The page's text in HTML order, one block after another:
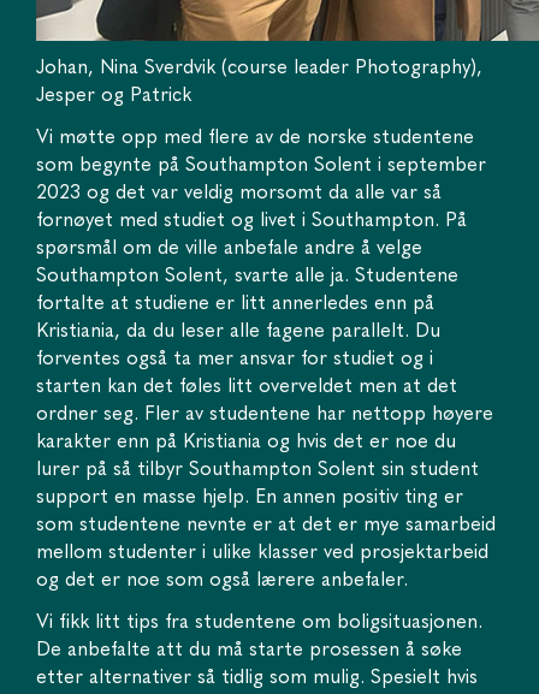
Johan, Nina Sverdvik (course leader Photography),
Jesper og Patrick
Vi møtte opp med flere av de norske studentene
som begynte på Southampton Solent i september
2023 og det var veldig morsomt da alle var så
fornøyet med studiet og livet i Southampton. På
spørsmål om de ville anbefale andre å velge
Southampton Solent, svarte alle ja. Studentene
fortalte at studiene er litt annerledes enn på
Kristiania, da du leser alle fagene parallelt. Du
forventes også ta mer ansvar for studiet og i
starten kan det føles litt overveldet men at det
ordner seg. Fler av studentene har nettopp høyere
karakter enn på Kristiania og hvis det er noe du
lurer på så tilbyr Southampton Solent sin student
support en masse hjelp. En annen positiv ting er
som studentene nevnte er at det er mye samarbeid
mellom studenter i ulike klasser ved prosjektarbeid
og det er noe som også lærere anbefaler.
Vi fikk litt tips fra studentene om boligsituasjonen.
De anbefalte att du må starte prosessen å søke
etter alternativer så tidlig som mulig. Spesielt hvis